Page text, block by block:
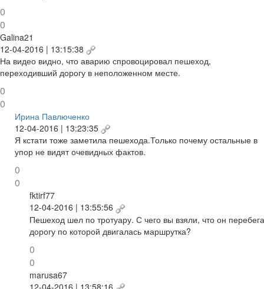
0
0
Galina21
12-04-2016 | 13:15:38
На видео видно, что аварию спровоцировал пешеход,
переходивший дорогу в неположенном месте.
0
0
Ирина Павлюченко
12-04-2016 | 13:23:35
Я кстати тоже заметила пешехода.Только почему остальные в
упор не видят очевидных фактов.
0
0
fktirf77
12-04-2016 | 13:55:56
Пешеход шел по тротуару. С чего вы взяли, что он
дорогу по которой двигалась маршрутка?
0
0
marusa67
12-04-2016 | 13:58:16